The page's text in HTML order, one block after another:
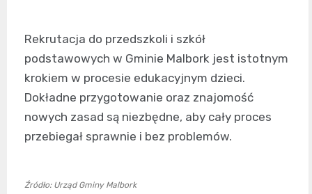
Rekrutacja do przedszkoli i szkół
podstawowych w Gminie Malbork jest istotnym
krokiem w procesie edukacyjnym dzieci.
Dokładne przygotowanie oraz znajomość
nowych zasad są niezbędne, aby cały proces
przebiegał sprawnie i bez problemów.
Źródło: Urząd Gminy Malbork